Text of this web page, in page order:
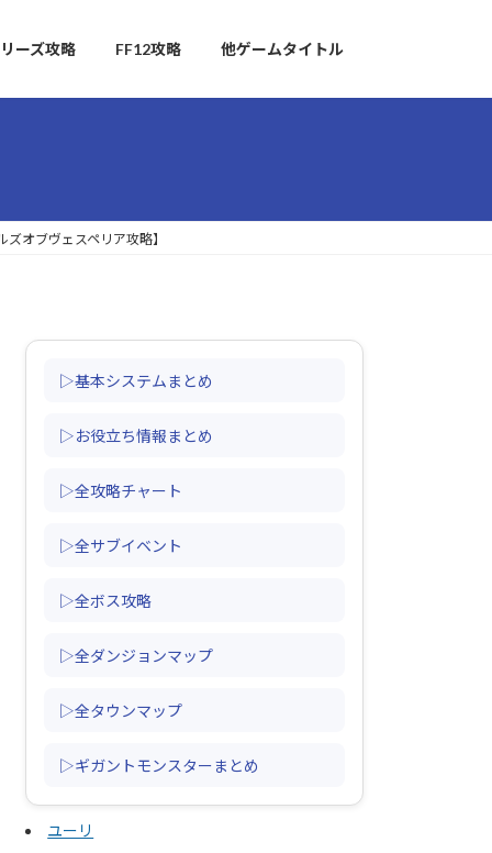
ーズ攻略 FF12攻略 他ゲームタイトル
オブヴェスペリア攻略】
▷基本システムまとめ
▷お役立ち情報まとめ
▷全攻略チャート
▷全サブイベント
▷全ボス攻略
▷全ダンジョンマップ
▷全タウンマップ
▷ギガントモンスターまとめ
ユーリ